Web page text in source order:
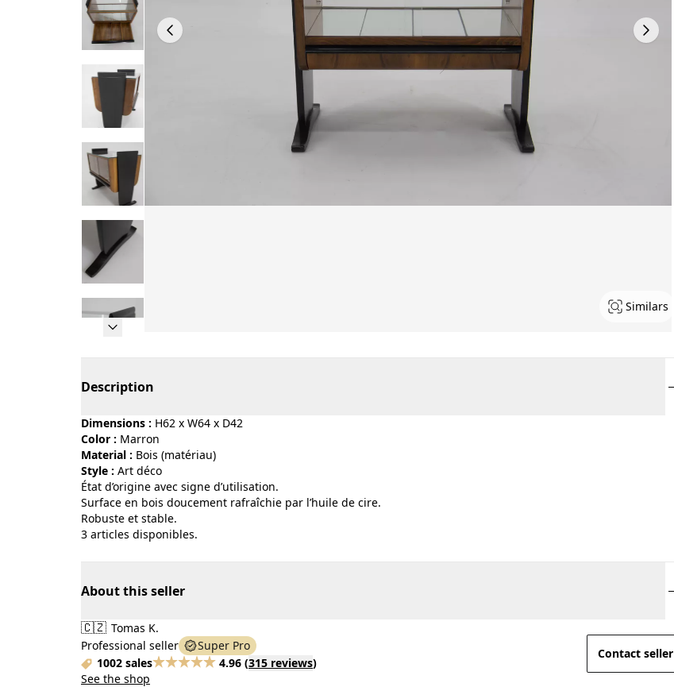
Similars
Description
Dimensions : H62 x W64 x D42
Color :
marron
Material :
bois (matériau)
Style :
art déco
État d’origine avec signe d’utilisation.
Surface en bois doucement rafraîchie par l’huile de cire.
Robuste et stable.
3 articles disponibles.
About this seller
🇨🇿 Tomas K.
Professional seller
Super Pro
1002 sales
4.96 (315 reviews)
See the shop
Contact seller